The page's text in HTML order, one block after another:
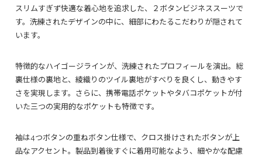
スリムすぎず快適な着心地を追求した、２ボタンビジネススーツで
す。洗練されたデザインの中に、細部にわたるこだわりが隠されて
います。
特徴的なハイゴージラインが、洗練されたプロフィールを演出。総
裏仕様の裏地と、綾織りのツイル裏地がすべりを良くし、動きやす
さを実現します。さらに、携帯電話ポケットやタバコポケットが付
いた三つの実用的なポケットも特徴です。
袖は4つボタンの重ねボタン仕様で、クロス掛けされたボタンが上
品なアクセント。製品到着後すぐに着用可能なよう、細やかな配慮